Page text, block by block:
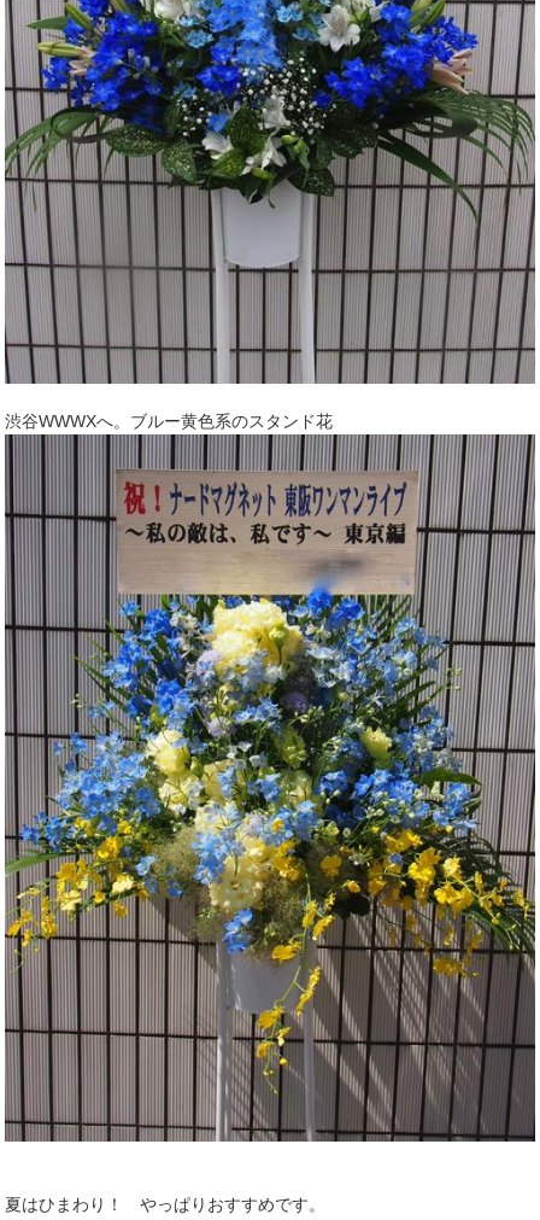
渋谷WWWXへ。ブルー黄色系のスタンド花
夏はひまわり！ やっぱりおすすめです。